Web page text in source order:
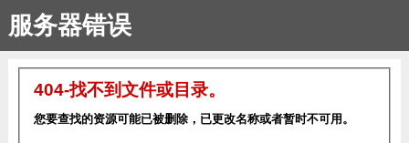
服务器错误
404-找不到文件或目录。
您要查找的资源可能已被删除，已更改名称或者暂时不可用。